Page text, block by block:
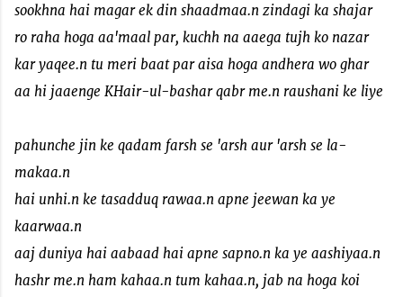
sookhna hai magar ek din shaadmaa.n zindagi ka shajar
ro raha hoga aa'maal par, kuchh na aaega tujh ko nazar
kar yaqee.n tu meri baat par aisa hoga andhera wo ghar
aa hi jaaenge KHair-ul-bashar qabr me.n raushani ke liye
pahunche jin ke qadam farsh se 'arsh aur 'arsh se la-
makaa.n
hai unhi.n ke tasadduq rawaa.n apne jeewan ka ye
kaarwaa.n
aaj duniya hai aabaad hai apne sapno.n ka ye aashiyaa.n
hashr me.n ham kahaa.n tum kahaa.n, jab na hoga koi